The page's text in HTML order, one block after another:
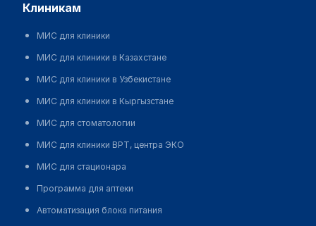
клиникам
МИС для клиники
МИС для клиники в Казахстане
МИС для клиники в Узбекистане
МИС для клиники в Кыргызстане
МИС для стоматологии
МИС для клиники ВРТ, центра ЭКО
МИС для стационара
Программа для аптеки
Автоматизация блока питания